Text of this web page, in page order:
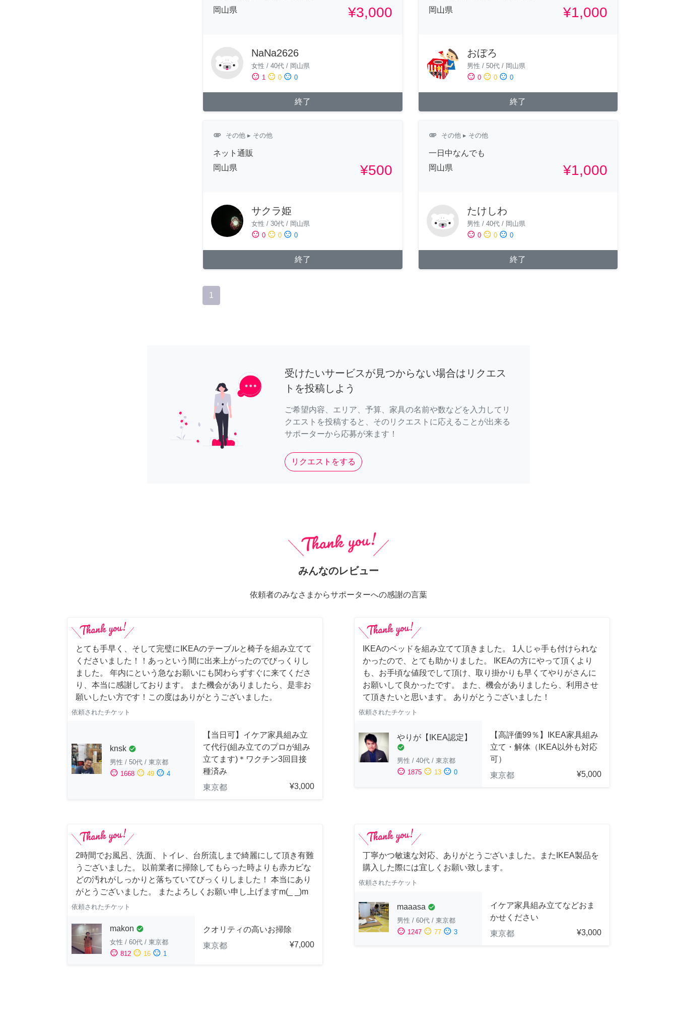
岡山県
¥3,000
NaNa2626
女性 / 40代 / 岡山県
sentiment_satisfied 1 sentiment_neutral 0 sentiment_dissatisfied 0
終了
岡山県
¥1,000
おぼろ
男性 / 50代/ 岡山県
sentiment_satisfied 0 sentiment_neutral 0 sentiment_dissatisfied 0
終了
attachment その他 ▸ その他
ネット通販
岡山県
¥500
サクラ姫
女性 / 30代 / 岡山県
sentiment_satisfied 0 sentiment_neutral 0 sentiment_dissatisfied 0
終了
attachment その他▸ その他
一日中なんでも
岡山県
¥1,000
たけしわ
男性 / 40代/ 岡山県
sentiment_satisfied 0 sentiment_neutral 0 sentiment_dissatisfied 0
終了
1
受けたいサービスが見つからない場合はリクエス
トを投稿しよう
ご希望内容、エリア、予算、家具の名前や数などを入力してリ
クエストを投稿すると、そのリクエストに応えることが出来る
サポーターから応募が来ます！
リクエストをする
みんなのレビュー
依頼者のみなさまからサポーターへの感謝の言葉
とても手早く、そして完璧にIKEAのテーブルと椅子を組み立てて
くださいました！！あっという間に出来上がったのでびっくりし
ました。 年内にという急なお願いにも関わらずすぐに来てくださ
り、本当に感謝しております。 また機会がありましたら、是非お
願いしたい方です！この度はありがとうございました。
依頼されたチケット
knsk check_circle
男性 / 50代 / 東京都
sentiment_satisfied 1668 sentiment_neutral 49 sentiment_dissatisfied 4
【当日可】イケア家具組み立
て代行(組み立てのプロが組み
立てます)＊ワクチン3回目接
種済み
東京都
¥3,000
IKEAのベッドを組み立てて頂きました。 1人じゃ手も付けられな
かったので、とても助かりました。 IKEAの方にやって頂くより
も、お手頃な値段でして頂け、取り掛かりも早くてやりがさんに
お願いして良かったです。 また、機会がありましたら、利用させ
て頂きたいと思います。 ありがとうございました！
依頼されたチケット
やりが【IKEA認定】
check_circle
男性 / 40代 / 東京都
sentiment_satisfied 1875 sentiment_neutral 13 sentiment_dissatisfied 0
【高評価99％】IKEA家具組み
立て・解体（IKEA以外も対応
可）
東京都
¥5,000
2時間でお風呂、洗面、トイレ、台所流しまで綺麗にして頂き有難
うございました。 以前業者に掃除してもらった時よりも赤カビな
どの汚れがしっかりと落ちていてびっくりしました！ 本当にあり
がとうございました。 またよろしくお願い申し上げますm(_ _)m
依頼されたチケット
makon check_circle
女性 / 60代 / 東京都
sentiment_satisfied 812 sentiment_neutral 16 sentiment_dissatisfied 1
クオリティの高いお掃除
東京都
¥7,000
丁寧かつ敏速な対応、ありがとうございました。またIKEA製品を
購入した際には宜しくお願い致します。
依頼されたチケット
maaasa check_circle
男性 / 60代 / 東京都
sentiment_satisfied 1247 sentiment_neutral 77 sentiment_dissatisfied 3
イケア家具組み立てなどおま
かせください
東京都
¥3,000